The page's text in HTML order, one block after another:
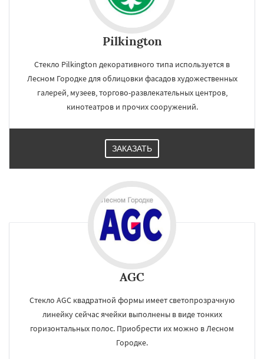
Pilkington
Стекло Pilkington декоративного типа используется в
Лесном Городке для облицовки фасадов художественных
галерей, музеев, торгово-развлекательных центров,
кинотеатров и прочих сооружений.
ЗАКАЗАТЬ
AGC
Стекло AGC квадратной формы имеет светопрозрачную
линейку сейчас ячейки выполнены в виде тонких
горизонтальных полос. Приобрести их можно в Лесном
Городке.